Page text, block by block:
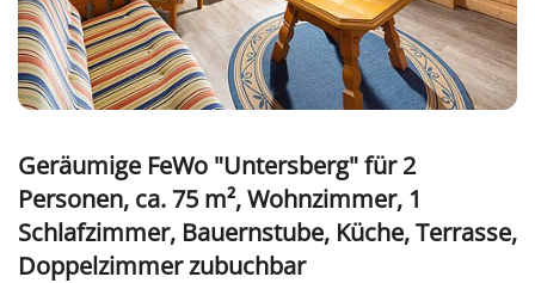
Geräumige FeWo "Untersberg" für 2
Personen, ca. 75 m², Wohnzimmer, 1
Schlafzimmer, Bauernstube, Küche, Terrasse,
Doppelzimmer zubuchbar